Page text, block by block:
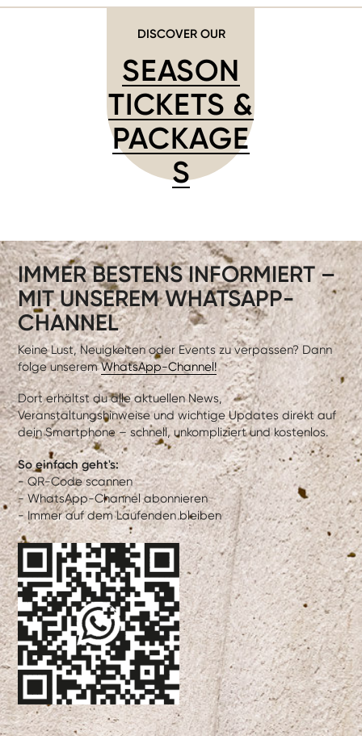
DISCOVER OUR
SEASON
TICKETS &
PACKAGE
S
IMMER BESTENS INFORMIERT –
MIT UNSEREM WHATSAPP-
CHANNEL
Keine Lust, Neuigkeiten oder Events zu verpassen? Dann
folge unseremWhatsApp-Channel!
Dort erhältst du alle aktuellen News,
Veranstaltungshinweise und wichtige Updates direkt auf
dein Smartphone – schnell, unkompliziert und kostenlos.
So einfach geht's:
- QR-Code scannen
- WhatsApp-Channel abonnieren
- Immer auf dem Laufenden bleiben